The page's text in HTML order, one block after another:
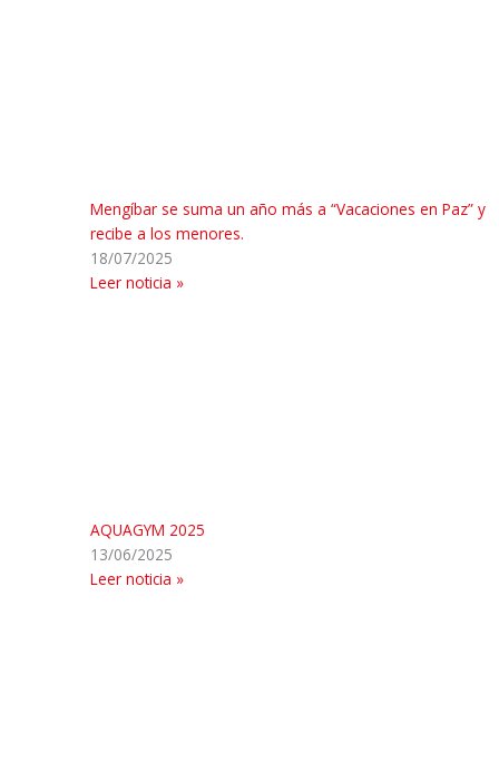
Mengíbar se suma un año más a “Vacaciones en Paz” y
recibe a los menores.
18/07/2025
Leer noticia »
AQUAGYM 2025
13/06/2025
Leer noticia »